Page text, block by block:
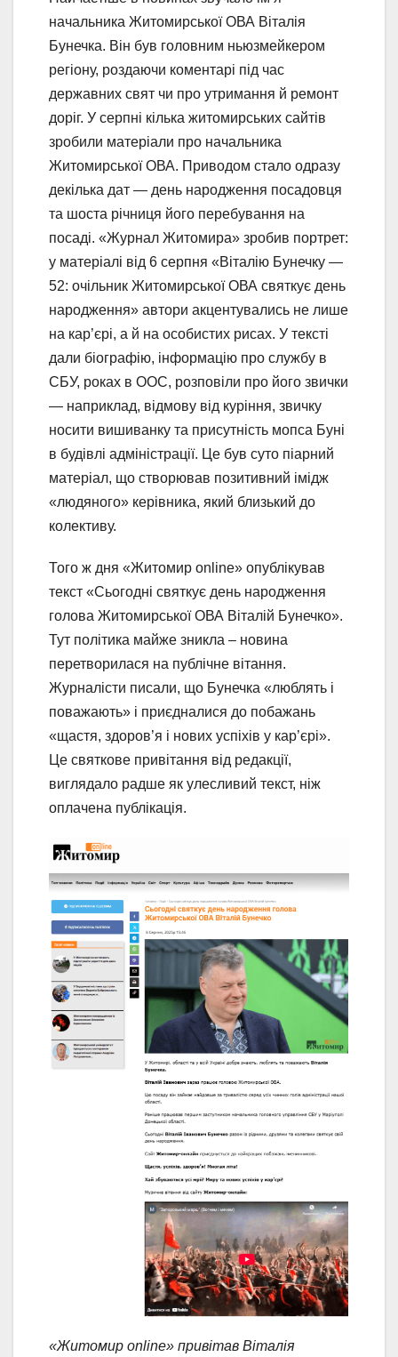
начальника Житомирської ОВА Віталія
Бунечка. Він був головним ньюзмейкером
регіону, роздаючи коментарі під час
державних свят чи про утримання й ремонт
доріг. У серпні кілька житомирських сайтів
зробили матеріали про начальника
Житомирської ОВА. Приводом стало одразу
декілька дат — день народження посадовця
та шоста річниця його перебування на
посаді. «Журнал Житомира» зробив портрет:
у матеріалі від 6 серпня «Віталію Бунечку —
52: очільник Житомирської ОВА святкує день
народження» автори акцентувались не лише
на кар’єрі, а й на особистих рисах. У тексті
дали біографію, інформацію про службу в
СБУ, роках в ООС, розповіли про його звички
— наприклад, відмову від куріння, звичку
носити вишиванку та присутність мопса Буні
в будівлі адміністрації. Це був суто піарний
матеріал, що створював позитивний імідж
«людяного» керівника, який близький до
колективу.
Того ж дня «Житомир online» опублікував
текст «Сьогодні святкує день народження
голова Житомирської ОВА Віталій Бунечко».
Тут політика майже зникла – новина
перетворилася на публічне вітання.
Журналісти писали, що Бунечка «люблять і
поважають» і приєдналися до побажань
«щастя, здоров’я і нових успіхів у кар’єрі».
Це святкове привітання від редакції,
виглядало радше як улесливий текст, ніж
оплачена публікація.
«Житомир online» привітав Віталія